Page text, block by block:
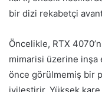
bir dizi rekabetçi
Öncelikle, RTX
mimarisi üzerine inşa
önce görülmemiş bir